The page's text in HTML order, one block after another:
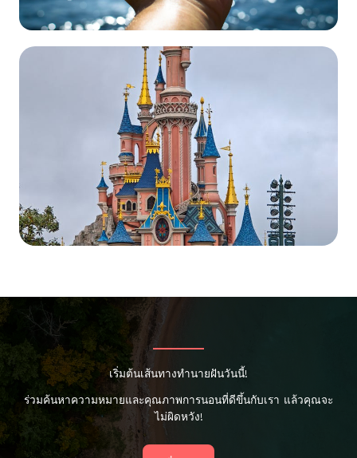
เริ่มต้นเส้นทางทำนายฝันวันนี้!
ร่วมค้นหาความหมายและคุณภาพการนอนที่ดีขึ้นกับเรา แล้วคุณจะ
ไม่ผิดหวัง!